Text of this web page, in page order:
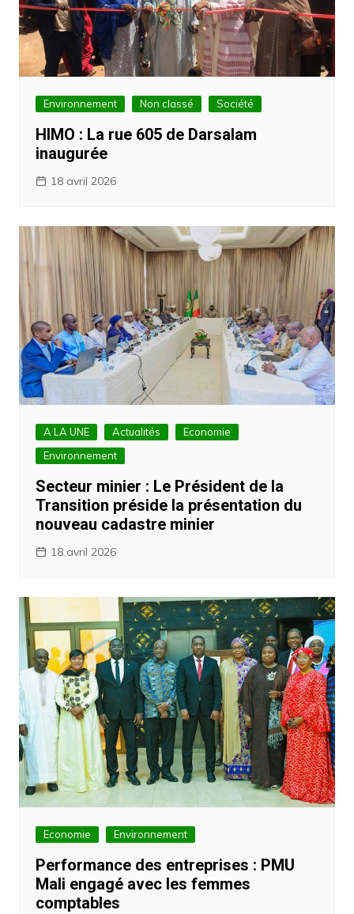
Environnement Non classé Société
HIMO : La rue 605 de Darsalam
inaugurée
18 avril 2026
A LA UNE Actualités
Economie
Environnement
Secteur minier : Le Président de la
Transition préside la présentation du
nouveau cadastre minier
18 avril 2026
Economie Environnement
Performance des entreprises : PMU
Mali engagé avec les femmes
comptables